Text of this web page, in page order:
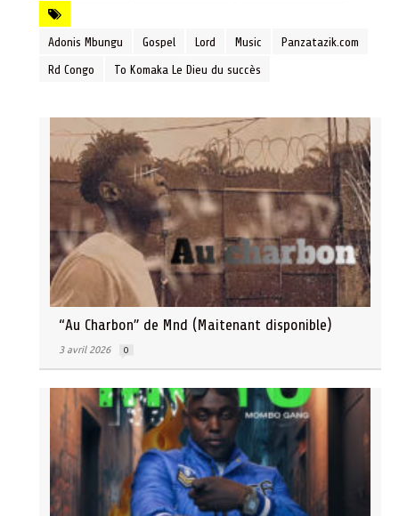
Adonis Mbungu Gospel Lord Music Panzatazik.com
Rd Congo To Komaka Le Dieu du succès
“Au Charbon” de Mnd (Maitenant disponible)
3 avril 2026 0